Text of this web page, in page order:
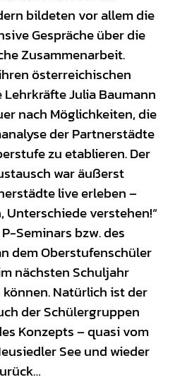
bildeten vor allem die
Gespräche über die
Zusammenarbeit.
österreichischen
Julia Baumann
nach Möglichkeiten, die
der Partnerstädte
zu etablieren. Der
war äußerst
live erleben –
Unterschiede verstehen!“
Seminars bzw. des
dem Oberstufenschüler
nächsten Schuljahr
Natürlich ist der
der Schülergruppen
Konzepts – quasi vom
See und wieder